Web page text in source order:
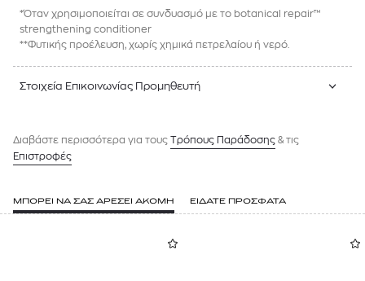
*Όταν χρησιμοποιείται σε συνδυασμό με το botanical repair™
strengthening conditioner
**Φυτικής προέλευση, χωρίς χημικά πετρελαίου ή νερό.
Στοιχεία Επικοινωνίας Προμηθευτή
Διαβάστε περισσότερα για τους Tρόπους Παράδοσης & τις
Επιστροφές
ΜΠΟΡΕΙ ΝΑ ΣΑΣ ΑΡΕΣΕΙ ΑΚΟΜΗ ΕΙΔΑΤΕ ΠΡΟΣΦΑΤΑ